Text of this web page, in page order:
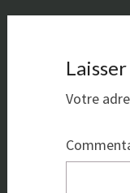
Votre